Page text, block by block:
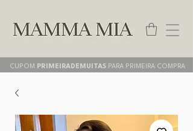
CUPOM PRIMEIRADEMUITAS PARA PRIMEIRA COMPRA